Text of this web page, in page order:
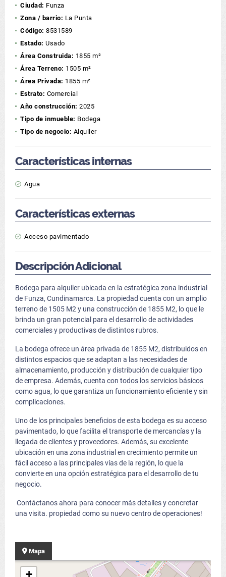
Ciudad: Funza
Zona / barrio: La Punta
Código: 8531589
Estado: Usado
Área Construida: 1855 m²
Área Terreno: 1505 m²
Área Privada: 1855 m²
Estrato: Comercial
Año construcción: 2025
Tipo de inmueble: Bodega
Tipo de negocio: Alquiler
Características internas
Agua
Características externas
Acceso pavimentado
Descripción Adicional
Bodega para alquiler ubicada en la estratégica zona industrial
de Funza, Cundinamarca. La propiedad cuenta con un amplio
terreno de 1505 M2 y una construcción de 1855 M2, lo que le
brinda un gran potencial para el desarrollo de actividades
comerciales y productivas de distintos rubros.
La bodega ofrece un área privada de 1855 M2, distribuidos en
distintos espacios que se adaptan a las necesidades de
almacenamiento, producción y distribución de cualquier tipo
de empresa. Además, cuenta con todos los servicios básicos
como agua, lo que garantiza un funcionamiento eficiente y sin
complicaciones.
Uno de los principales beneficios de esta bodega es su acceso
pavimentado, lo que facilita el transporte de mercancías y la
llegada de clientes y proveedores. Además, su excelente
ubicación en una zona industrial en crecimiento permite un
fácil acceso a las principales vías de la región, lo que la
convierte en una opción estratégica para el desarrollo de tu
negocio.
Contáctanos ahora para conocer más detalles y concretar
una visita. propiedad como su nuevo centro de operaciones!
Mapa
+